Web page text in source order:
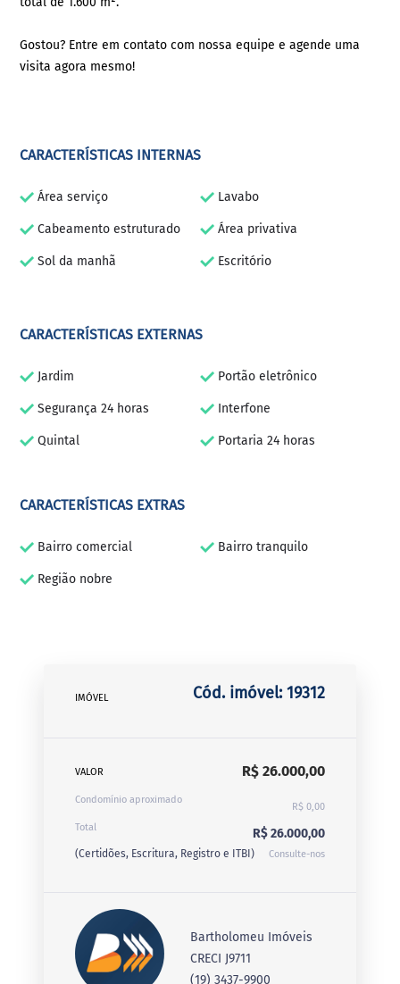
Gostou? Entre em contato com nossa equipe e agende uma
visita agora mesmo!
CARACTERÍSTICAS INTERNAS
Área serviço Lavabo
Cabeamento estruturado Área privativa
Sol da manhã Escritório
CARACTERÍSTICAS EXTERNAS
Jardim Portão eletrônico
Segurança 24 horas Interfone
Quintal Portaria 24 horas
CARACTERÍSTICAS EXTRAS
Bairro comercial Bairro tranquilo
Região nobre
IMÓVEL Cód. imóvel: 19312
VALOR R$ 26.000,00
Condomínio aproximado
R$ 0,00
Total
R$ 26.000,00
(Certidões, Escritura, Registro e ITBI) Consulte-nos
Bartholomeu Imóveis
CRECI J9711
(19) 3437-9900